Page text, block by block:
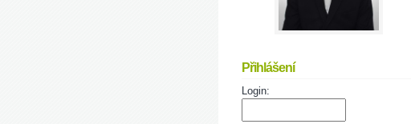
Přihlášení
Login: